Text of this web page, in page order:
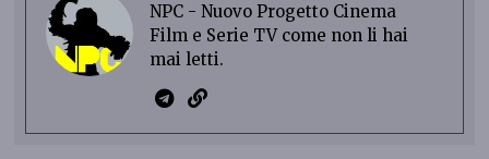
NPC - Nuovo Progetto Cinema
Film e Serie TV come non li hai
mai letti.